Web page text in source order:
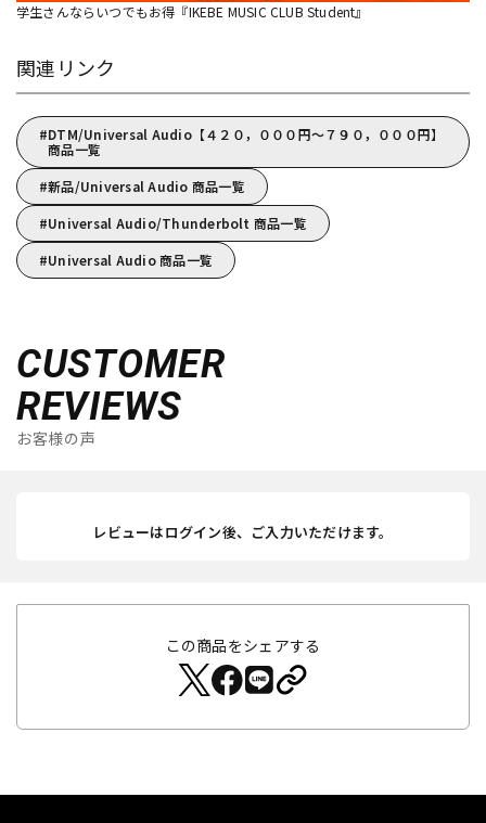
学生さんならいつでもお得『IKEBE MUSIC CLUB Student』
関連リンク
DTM/Universal Audio【４２０，０００円～７９０，０００円】
商品一覧
新品/Universal Audio 商品一覧
Universal Audio/Thunderbolt 商品一覧
Universal Audio 商品一覧
CUSTOMER
REVIEWS
お客様の声
レビューはログイン後、ご入力いただけます。
この商品をシェアする